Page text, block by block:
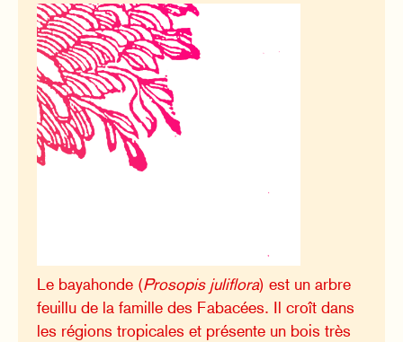
Le bayahonde (Prosopis juliflora) est un arbre
feuillu de la famille des Fabacées. Il croît dans
les régions tropicales et présente un bois très